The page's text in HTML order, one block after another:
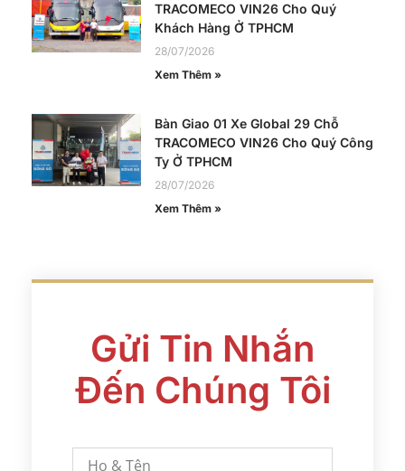
TRACOMECO VIN26 Cho Quý
Khách Hàng Ở TPHCM
28/07/2026
Xem Thêm »
Bàn Giao 01 Xe Global 29 Chỗ
TRACOMECO VIN26 Cho Quý Công
Ty Ở TPHCM
28/07/2026
Xem Thêm »
Gửi Tin Nhắn
Đến Chúng Tôi